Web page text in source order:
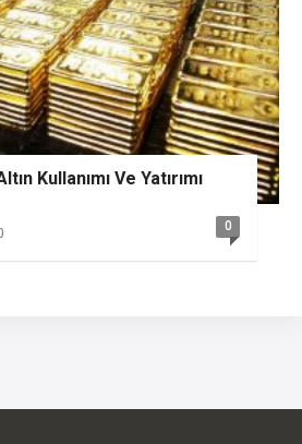
Kullanımı Ve Yatırımı
0